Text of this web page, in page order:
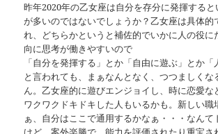
昨年2020年の乙女座は自分を存分に発揮する
が多いのではないでしょうか？乙女座は具体的
れ、どちらかというと補佐的でいかに人の役に
向に思考が働きやすいので
「自分を発揮する」とか「自由に遊ぶ」とか「
と言われても、まぁなんとなく、つつましくな
ん。乙女座的に遊びエンジョイし、時に恋愛な
ワクワクドキドキした人もいるかも。新しい職
ぁ、自分はここで通用するかなぁ・・・なんて